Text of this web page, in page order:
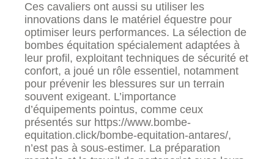
Ces cavaliers ont aussi su utiliser les
innovations dans le matériel équestre pour
optimiser leurs performances. La sélection de
bombes équitation spécialement adaptées à
leur profil, exploitant techniques de sécurité et
confort, a joué un rôle essentiel, notamment
pour prévenir les blessures sur un terrain
souvent exigeant. L’importance
d’équipements pointus, comme ceux
présentés sur https://www.bombe-
equitation.click/bombe-equitation-antares/,
n’est pas à sous-estimer. La préparation